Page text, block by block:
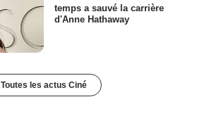
temps a sauvé la carrière
d'Anne Hathaway
Toutes les actus Ciné